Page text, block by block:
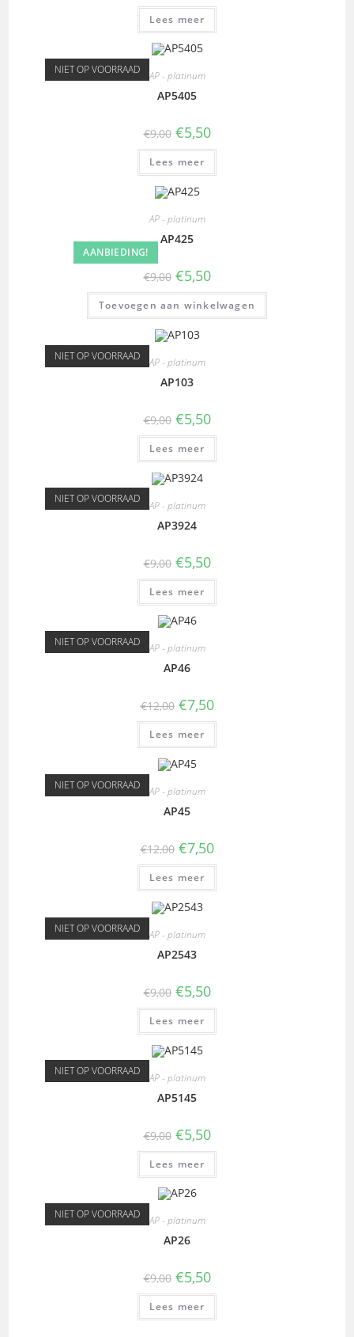
Lees meer
NIET OP VOORRAAD AP - platinum
AP5405
€9,00 €5,50
Lees meer
AANBIEDING!
AP - platinum
AP425
€9,00 €5,50
Toevoegen aan winkelwagen
NIET OP VOORRAAD AP - platinum
AP103
€9,00 €5,50
Lees meer
NIET OP VOORRAAD AP - platinum
AP3924
€9,00 €5,50
Lees meer
NIET OP VOORRAAD AP - platinum
AP46
€12,00 €7,50
Lees meer
NIET OP VOORRAAD AP - platinum
AP45
€12,00 €7,50
Lees meer
NIET OP VOORRAAD AP - platinum
AP2543
€9,00 €5,50
Lees meer
NIET OP VOORRAAD AP - platinum
AP5145
€9,00 €5,50
Lees meer
NIET OP VOORRAAD AP - platinum
AP26
€9,00 €5,50
Lees meer